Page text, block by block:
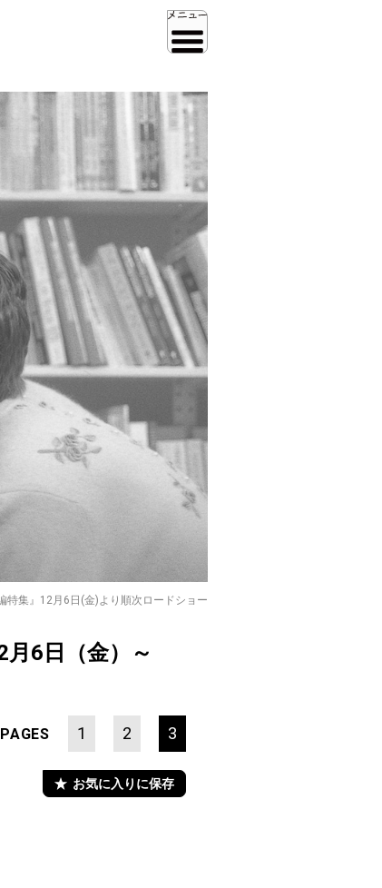
特集』12月6日(金)より順次ロードショー
6日（金）～
PAGES 1 2 3
お気に入りに保存